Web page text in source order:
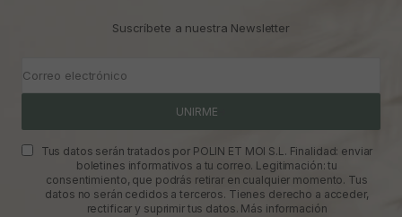
Suscríbete a nuestra Newsletter
Correo electrónico
UNIRME
Tus datos serán tratados por POLIN ET MOI S.L. Finalidad: enviar
boletines informativos a tu correo. Legitimación: tu
consentimiento, que podrás retirar en cualquier momento. Tus
datos no serán cedidos a terceros. Tienes derecho a acceder,
rectificar y suprimir tus datos. Más información